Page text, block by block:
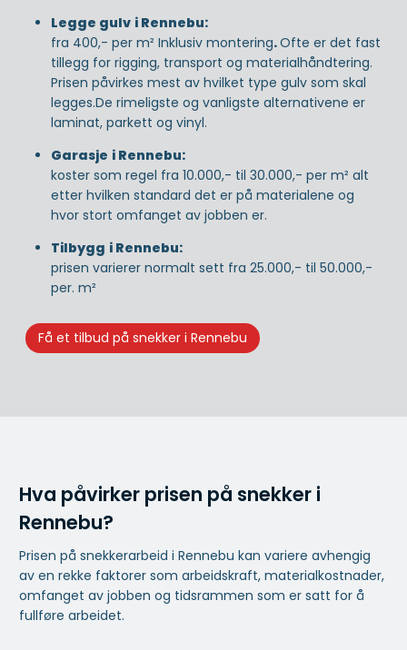
Legge gulv i Rennebu:
fra 400,- per m² Inklusiv montering.Ofte er det fast
tillegg for rigging, transport og materialhåndtering.
Prisen påvirkes mest av hvilket type gulv som skal
legges.De rimeligste og vanligste alternativene er
laminat, parkett og vinyl.
Garasje i Rennebu:
koster som regel fra 10.000,- til 30.000,- per m² alt
etter hvilken standard det er på materialene og
hvor stort omfanget av jobben er.
Tilbygg i Rennebu:
prisen varierer normalt sett fra 25.000,- til 50.000,-
per. m²
Få et tilbud på snekker i Rennebu
Hva påvirker prisen på snekker i
Rennebu?
Prisen på snekkerarbeid i Rennebu kan variere avhengig
av en rekke faktorer som arbeidskraft, materialkostnader,
omfanget av jobben og tidsrammen som er satt for å
fullføre arbeidet.